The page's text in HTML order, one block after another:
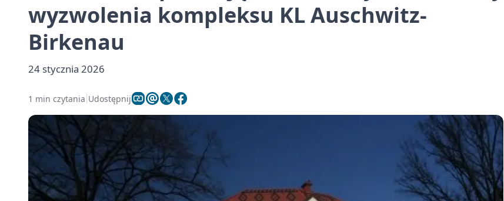
wyzwolenia kompleksu KL Auschwitz-
Birkenau
24 stycznia 2026
1 min czytania Udostępnij